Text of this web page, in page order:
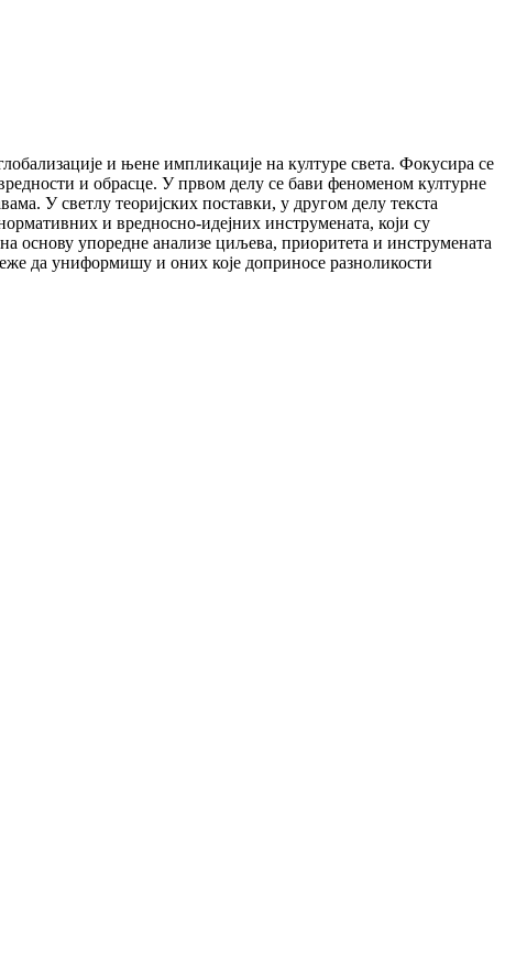
и њене импликације на културе света. Фокусира се
и обрасце. У првом делу се бави феноменом културне
У светлу теоријских поставки, у другом делу текста
и вредносно-идејних инструмената, који су
основу упоредне анализе циљева, приоритета и инструмената
да униформишу и оних које доприносе разноликости